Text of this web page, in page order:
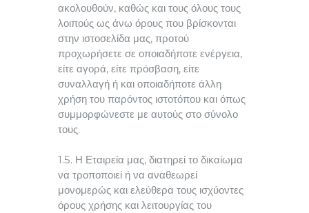
ακολουθούν, καθώς και τους όλους τους
λοιπούς ως άνω όρους που βρίσκονται
στην ιστοσελίδα μας, προτού
προχωρήσετε σε οποιαδήποτε ενέργεια,
είτε αγορά, είτε πρόσβαση, είτε
συναλλαγή ή και οποιαδήποτε άλλη
χρήση του παρόντος ιστοτόπου και όπως
συμμορφώνεστε με αυτούς στο σύνολο
τους.
1.5. Η Εταιρεία μας, διατηρεί το δικαίωμα
να τροποποιεί ή να αναθεωρεί
μονομερώς και ελεύθερα τους ισχύοντες
όρους χρήσης και λειτουργίας του